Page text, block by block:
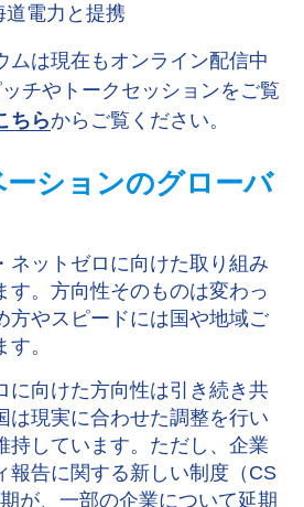
道電力と提携
ムは現在もオンライン配信中
チやトークセッションをご覧
ちらからご覧ください。
ションのグローバ
ネットゼロに向けた取り組み
す。方向性そのものは変わっ
方やスピードには国や地域ご
。
に向けた方向性は引き続き共
は現実に合わせた調整を行い
持しています。ただし、企業
報告に関する新しい制度（ CS
が、一部の企業について延期